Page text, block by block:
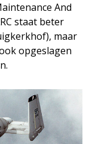
And
staat beter
maar
opgeslagen